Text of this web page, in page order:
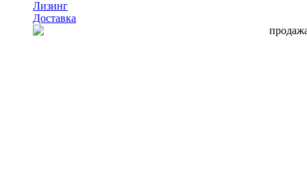
Лизинг
Доставка